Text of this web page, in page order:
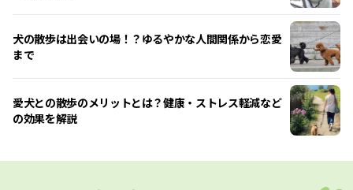
犬の散歩は出会いの場！？ゆるやかな人間関係から恋愛
まで
愛犬との散歩のメリットとは？健康・ストレス軽減など
の効果を解説